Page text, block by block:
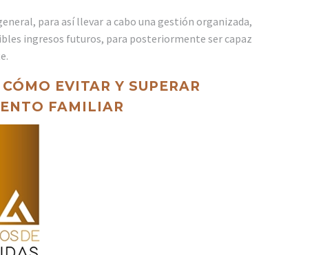
para así llevar a cabo una gestión organizada,
ingresos futuros, para posteriormente ser capaz
EVITAR Y SUPERAR
FAMILIAR